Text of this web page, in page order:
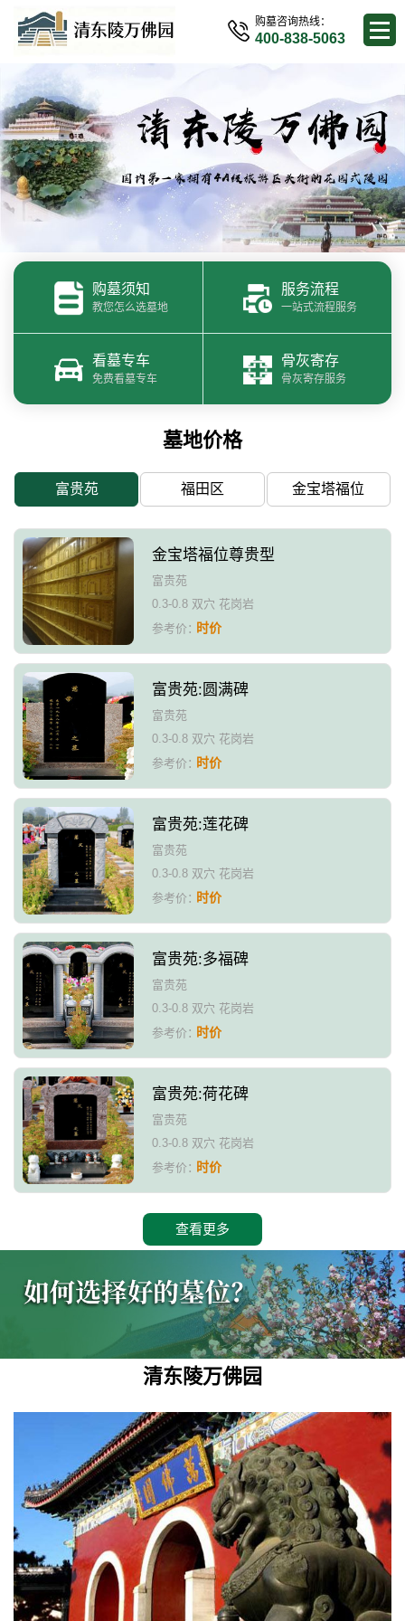
购墓咨询热线：
400-838-5063
购墓须知
教您怎么选墓地
服务流程
一站式流程服务
看墓专车
免费看墓专车
骨灰寄存
骨灰寄存服务
墓地价格
富贵苑 福田区 金宝塔福位
金宝塔福位尊贵型
富贵苑
0.3-0.8 双穴 花岗岩
参考价：时价
富贵苑:圆满碑
富贵苑
0.3-0.8 双穴 花岗岩
参考价：时价
富贵苑:莲花碑
富贵苑
0.3-0.8 双穴 花岗岩
参考价：时价
富贵苑:多福碑
富贵苑
0.3-0.8 双穴 花岗岩
参考价：时价
富贵苑:荷花碑
富贵苑
0.3-0.8 双穴 花岗岩
参考价：时价
查看更多
清东陵万佛园